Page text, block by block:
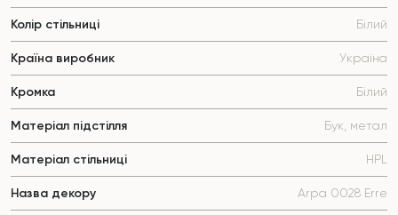
Колір стільниці Білий
Країна виробник Україна
Кромка Білий
Матеріал підстілля Бук, метал
Матеріал стільниці HPL
Назва декору Arpa 0028 Erre